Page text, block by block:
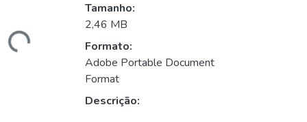
Tamanho:
2,46 MB
Formato:
Adobe Portable Document
Format
Descrição: